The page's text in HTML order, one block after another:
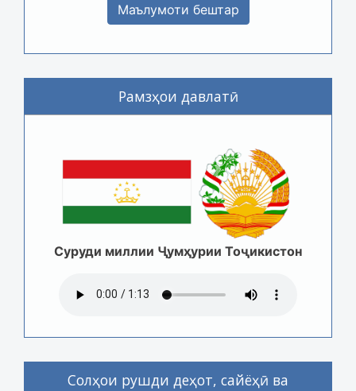
Маълумоти бештар
Рамзҳои давлатӣ
Суруди миллии Ҷумҳурии Тоҷикистон
Солҳои рушди деҳот, сайёҳӣ ва